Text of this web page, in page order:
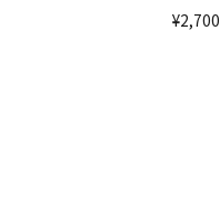
¥2,700